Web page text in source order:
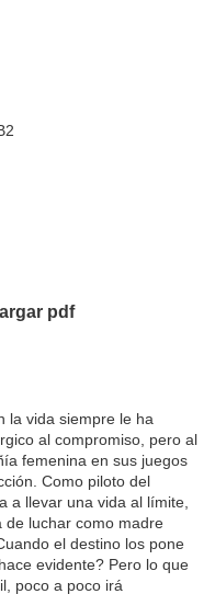
pdf
la vida siempre le ha
al compromiso, pero al
femenina en sus juegos
Como piloto del
a llevar una vida al límite,
de luchar como madre
el destino los pone
evidente? Pero lo que
poco a poco irá